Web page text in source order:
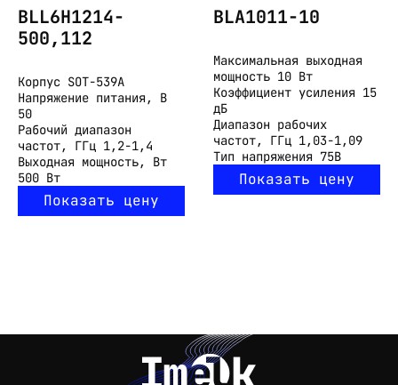
BLL6H1214-
500,112
Корпус SOT-539A
Напряжение питания, В
50
Рабочий диапазон
частот, ГГц 1,2-1,4
Выходная мощность, Вт
500 Вт
Показать цену
BLA1011-10
Максимальная выходная
мощность 10 Вт
Коэффициент усиления 15
дБ
Диапазон рабочих
частот, ГГц 1,03-1,09
Тип напряжения 75В
Показать цену